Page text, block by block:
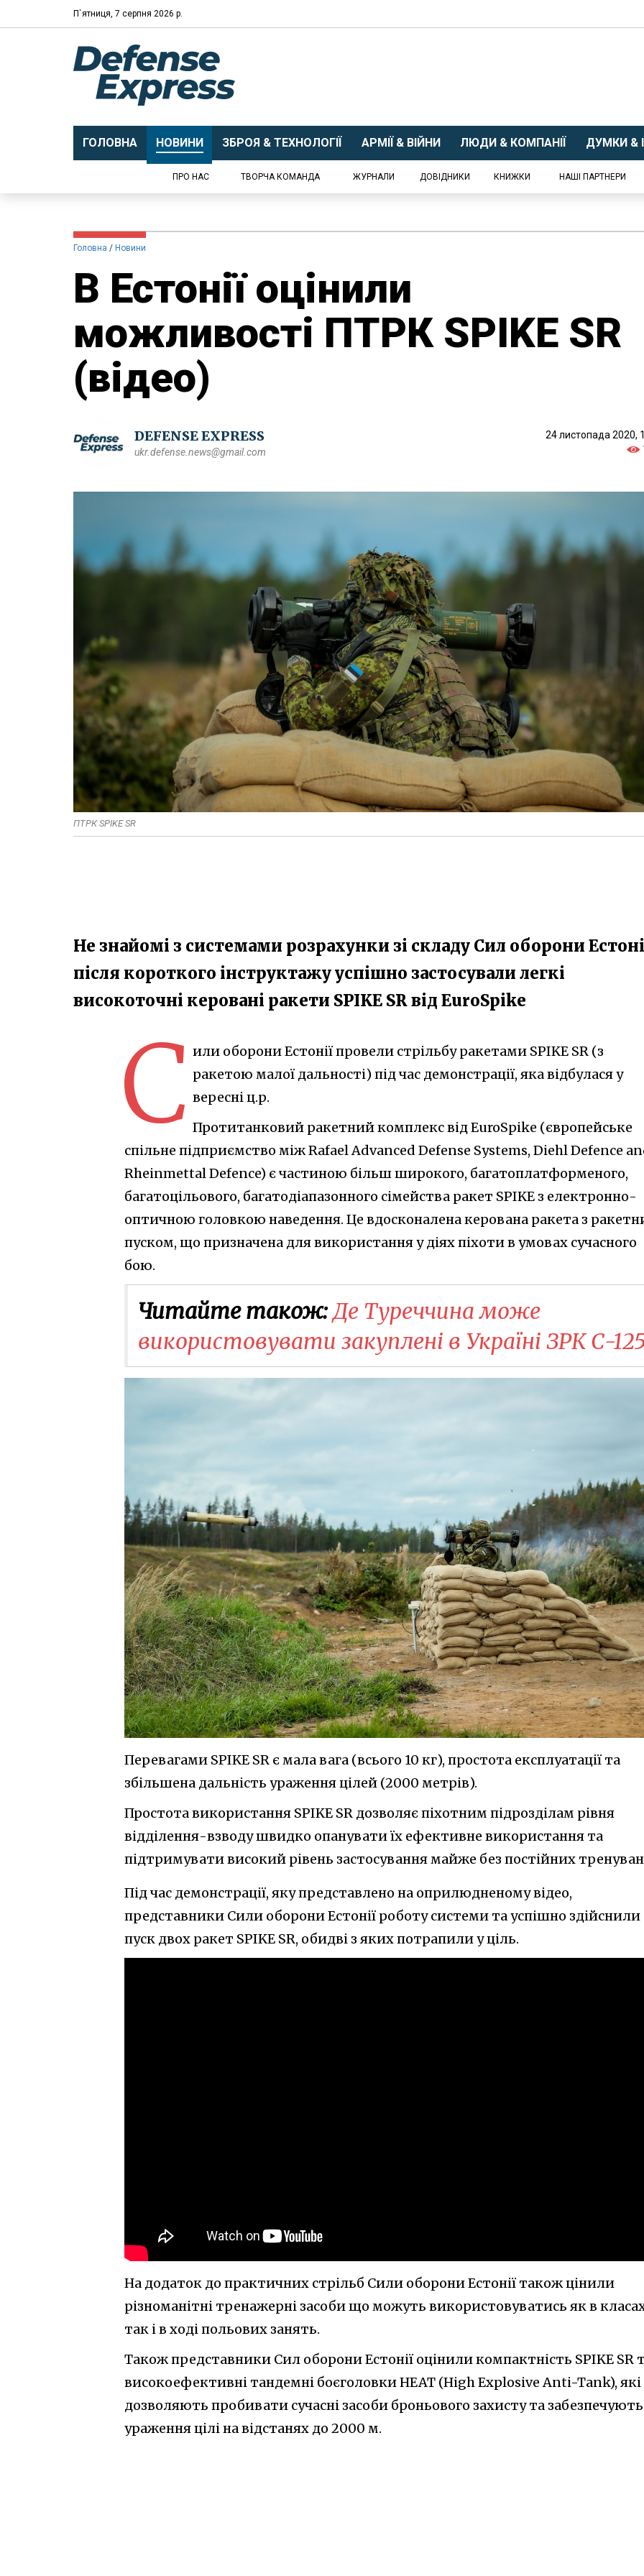
П`ятниця, 7 серпня 2026 р.
ГОЛОВНА НОВИНИ ЗБРОЯ & ТЕХНОЛОГІЇ АРМІЇ & ВІЙНИ ЛЮДИ & КОМПАНІЇ ДУМКИ &
ПРО НАС ТВОРЧА КОМАНДА ЖУРНАЛИ ДОВІДНИКИ КНИЖКИ НАШІ ПАРТНЕРИ
Головна Новини
​В Естонії оцінили
можливості ПТРК SPIKE SR
(відео)
DEFENSE EXPRESS
ukr.defense.news@gmail.com
24 листопада 2020,
ПТРК SPIKE SR
Не знайомі з системами розрахунки зі складу Сил оборони
після короткого інструктажу успішно застосували легкі
високоточні керовані ракети SPIKE SR від EuroSpike
С или оборони Естонії провели стрільбу ракетами SPIKE SR (з
ракетою малої дальності) під час демонстрації, яка відбулася у
вересні ц.р.
Протитанковий ракетний комплекс від EuroSpike (європейське
спільне підприємство між Rafael Advanced Defense Systems, Diehl Defence
Rheinmettal Defence) є частиною більш широкого, багатоплатформеного,
багатоцільового, багатодіапазонного сімейства ракет SPIKE з електронно-
оптичною головкою наведення. Це вдосконалена керована ракета з
пуском, що призначена для використання у діях піхоти в умовах сучасного
бою.
Читайте також:​Де Туреччина може
використовувати закуплені в Україні ЗРК С-
Перевагами SPIKE SR є мала вага (всього 10 кг), простота експлуатації та
збільшена дальність ураження цілей (2000 метрів).
Простота використання SPIKE SR дозволяє піхотним підрозділам рівня
відділення-взводу швидко опанувати їх ефективне використання та
підтримувати високий рівень застосування майже без постійних
Під час демонстрації, яку представлено на оприлюдненому відео,
представники Сили оборони Естонії роботу системи та успішно здійснили
пуск двох ракет SPIKE SR, обидві з яких потрапили у ціль.
На додаток до практичних стрільб Сили оборони Естонії також цінили
різноманітні тренажерні засоби що можуть використовуватись як в
так і в ході польових занять.
Також представники Сил оборони Естонії оцінили компактність SPIKE SR
високоефективні тандемні боєголовки HEAT (High Explosive Anti-Tank), які
дозволяють пробивати сучасні засоби броньового захисту та забезпечують
ураження цілі на відстанях до 2000 м.